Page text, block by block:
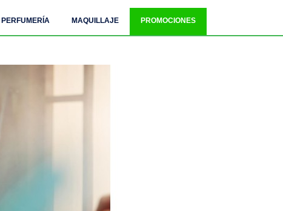
PERFUMERÍA MAQUILLAJE PROMOCIONES